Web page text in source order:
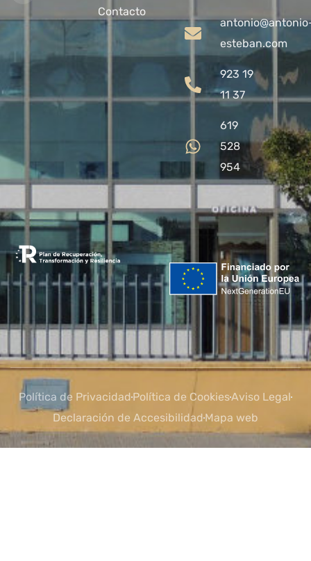
Contacto
esteban.com
923 19
11 37
619
528
954
Política de Privacidad Política de CookiesAviso Legal
Declaración de Accesibilidad Mapa web